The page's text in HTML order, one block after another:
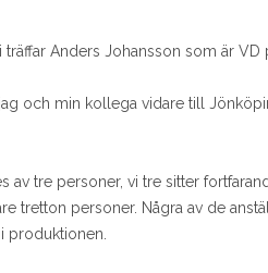
Anders Johansson som är VD
och min kollega vidare till
av tre personer, vi tre sitter
tretton personer. Några av de
produktionen.